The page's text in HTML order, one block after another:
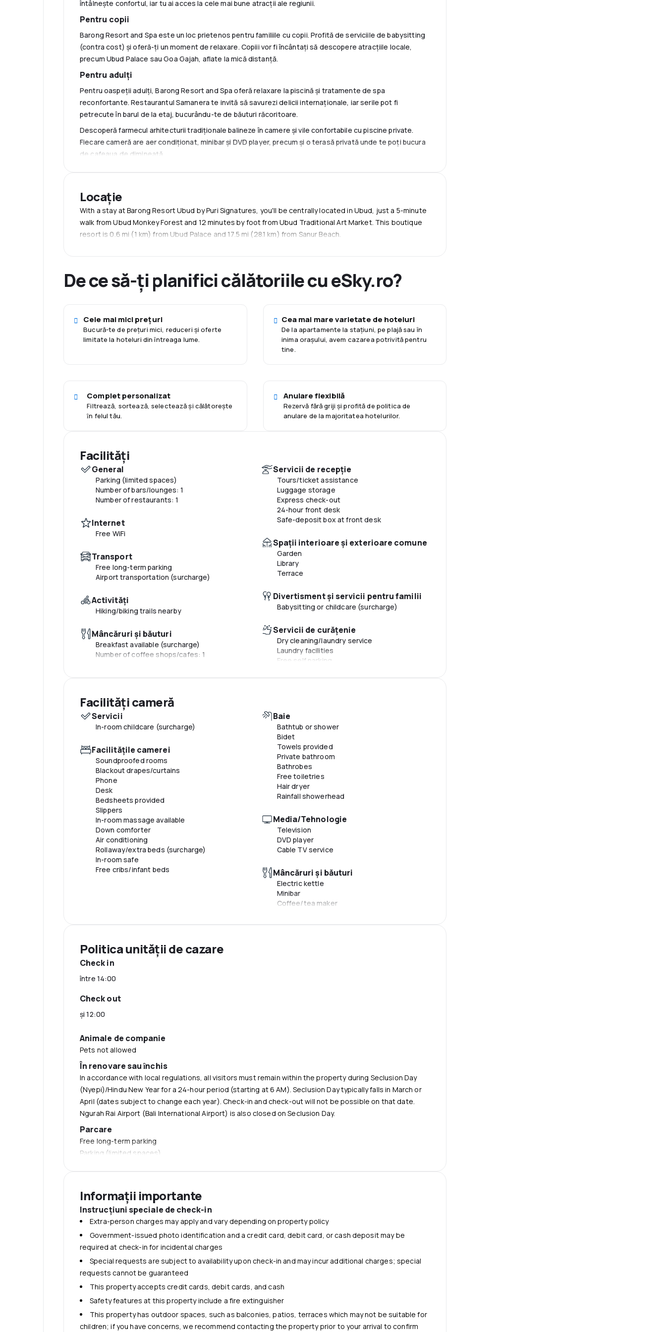
întâlnește confortul, iar tu ai acces la cele mai bune atracții ale regiunii.
Pentru copii
Barong Resort and Spa este un loc prietenos pentru familiile cu copii. Profită de serviciile de babysitting
(contra cost) și oferă-ți un moment de relaxare. Copiii vor fi încântați să descopere atracțiile locale,
precum Ubud Palace sau Goa Gajah, aflate la mică distanță.
Pentru adulți
Pentru oaspeții adulți, Barong Resort and Spa oferă relaxare la piscină și tratamente de spa
reconfortante. Restaurantul Samanera te invită să savurezi delicii internaționale, iar serile pot fi
petrecute în barul de la etaj, bucurându-te de băuturi răcoritoare.
Descoperă farmecul arhitecturii tradiționale balineze în camere și vile confortabile cu piscine private.
Fiecare cameră are aer condiționat, minibar și DVD player, precum și o terasă privată unde te poți bucura
de cafeaua de dimineață.
motorizati, este disponibilă parcare gratuită, deși numărul de locuri este limitat.
Descoperă ospitalitatea tradițională și facilitățile moderne la Barong Resort and Spa, locul ideal pentru
vacanța ta în Ubud.
Locație
With a stay at Barong Resort Ubud by Puri Signatures, you'll be centrally located in Ubud, just a 5-minute
walk from Ubud Monkey Forest and 12 minutes by foot from Ubud Traditional Art Market. This boutique
resort is 0.6 mi (1 km) from Ubud Palace and 17.5 mi (28.1 km) from Sanur Beach.
De ce să-ți planifici călătoriile cu eSky.ro?
Cele mai mici prețuri
Bucură-te de prețuri mici, reduceri și oferte
limitate la hoteluri din întreaga lume.
Cea mai mare varietate de hoteluri
De la apartamente la staţiuni, pe plajă sau în
inima orașului, avem cazarea potrivită pentru
tine.
Complet personalizat
Filtrează, sortează, selectează și călătoreşte
ȋn felul tău.
Anulare flexibilă
Rezervă fără griji și profită de politica de
anulare de la majoritatea hotelurilor.
Facilități
General
Parking (limited spaces)
Number of bars/lounges: 1
Number of restaurants: 1
Internet
Free WiFi
Transport
Free long-term parking
Airport transportation (surcharge)
Activităţi
Hiking/biking trails nearby
Mâncăruri și băuturi
Breakfast available (surcharge)
Number of coffee shops/cafes: 1
Pool umbrellas
Number of outdoor pools: 1
Pool sun loungers
Servicii de recepție
Tours/ticket assistance
Luggage storage
Express check-out
24-hour front desk
Safe-deposit box at front desk
Spaţii interioare şi exterioare comune
Garden
Library
Terrace
Divertisment și servicii pentru familii
Babysitting or childcare (surcharge)
Servicii de curățenie
Dry cleaning/laundry service
Laundry facilities
Free self parking
Facilităţi cameră
Servicii
In-room childcare (surcharge)
Facilităţile camerei
Soundproofed rooms
Blackout drapes/curtains
Phone
Desk
Bedsheets provided
Slippers
In-room massage available
Down comforter
Air conditioning
Rollaway/extra beds (surcharge)
In-room safe
Free cribs/infant beds
Baie
Bathtub or shower
Bidet
Towels provided
Private bathroom
Bathrobes
Free toiletries
Hair dryer
Rainfall showerhead
Media/Tehnologie
Television
DVD player
Cable TV service
Mâncăruri și băuturi
Electric kettle
Minibar
Coffee/tea maker
Politica unităţii de cazare
Check in
între 14:00
Check out
şi 12:00
Animale de companie
Pets not allowed
În renovare sau ȋnchis
In accordance with local regulations, all visitors must remain within the property during Seclusion Day
(Nyepi)/Hindu New Year for a 24-hour period (starting at 6 AM). Seclusion Day typically falls in March or
April (dates subject to change each year). Check-in and check-out will not be possible on that date.
Ngurah Rai Airport (Bali International Airport) is also closed on Seclusion Day.
Parcare
Free long-term parking
Parking (limited spaces)
Free WiFi
Informații importante
Instrucţiuni speciale de check-in
Extra-person charges may apply and vary depending on property policy
Government-issued photo identification and a credit card, debit card, or cash deposit may be
required at check-in for incidental charges
Special requests are subject to availability upon check-in and may incur additional charges; special
requests cannot be guaranteed
This property accepts credit cards, debit cards, and cash
Safety features at this property include a fire extinguisher
This property has outdoor spaces, such as balconies, patios, terraces which may not be suitable for
children; if you have concerns, we recommend contacting the property prior to your arrival to confirm